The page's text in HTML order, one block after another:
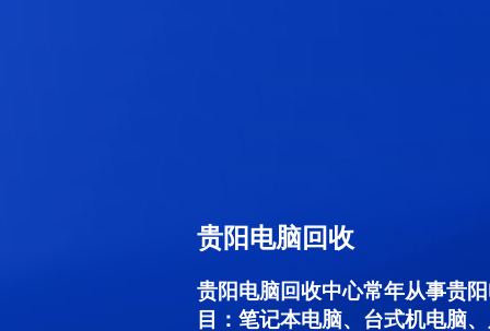
贵阳电脑回收
贵阳电脑回收中心常年从事贵
目：笔记本电脑、台式机电脑